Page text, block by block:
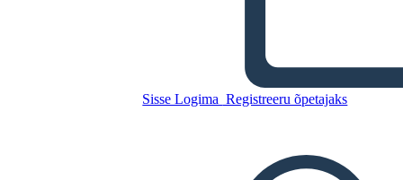
Sisse Logima Registreeru õpetajaks
LUUA STORYBOARD